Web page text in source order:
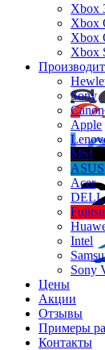
Xbox
Xbox
Xbox
Xbox
Sony
Canon
Apple
MSI
ASUS
Acer
DELL
Fujitsu
Intel
Sony
Цены
Акции
Отзывы
Примеры
Контакты